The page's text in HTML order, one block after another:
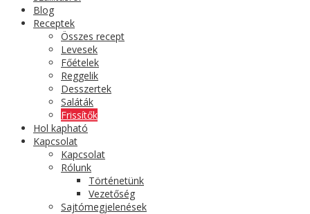
Blog
Receptek
Összes recept
Levesek
Főételek
Reggelik
Desszertek
Saláták
Frissítők
Hol kapható
Kapcsolat
Kapcsolat
Rólunk
Történetünk
Vezetőség
Sajtómegjelenések